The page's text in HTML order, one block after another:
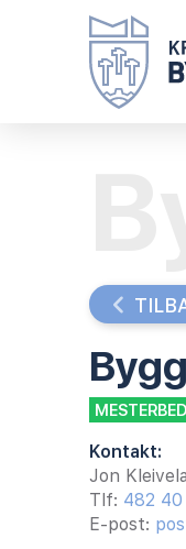
Kontakt:
Jon
Tlf: 482 40
E-post: